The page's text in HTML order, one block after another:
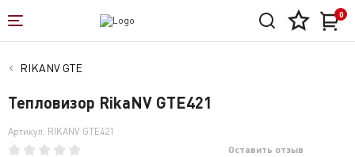
0
RIKANV GTE
Тепловизор RikaNV GTE421
Артикул: RIKANV GTE421
Оставить отзыв